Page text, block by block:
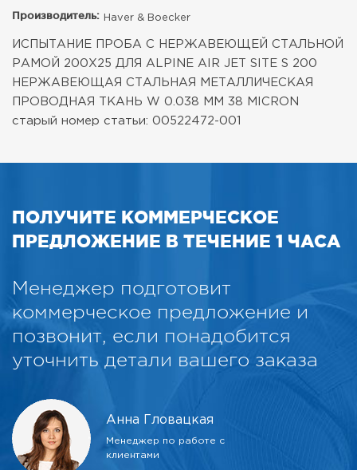
Производитель: Haver & Boecker
ИСПЫТАНИЕ ПРОБА С НЕРЖАВЕЮЩЕЙ СТАЛЬНОЙ
РАМОЙ 200X25 ДЛЯ ALPINE AIR JET SITE S 200
НЕРЖАВЕЮЩАЯ СТАЛЬНАЯ МЕТАЛЛИЧЕСКАЯ
ПРОВОДНАЯ ТКАНЬ W 0.038 MM 38 MICRON
старый номер статьи: 00522472-001
ПОЛУЧИТЕ КОММЕРЧЕСКОЕ
ПРЕДЛОЖЕНИЕ В ТЕЧЕНИЕ 1 ЧАСА
Менеджер подготовит
коммерческое предложение и
позвонит, если понадобится
уточнить детали вашего заказа
Анна Гловацкая
Менеджер по работе с
клиентами